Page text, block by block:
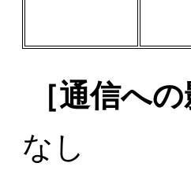
［通信への
なし